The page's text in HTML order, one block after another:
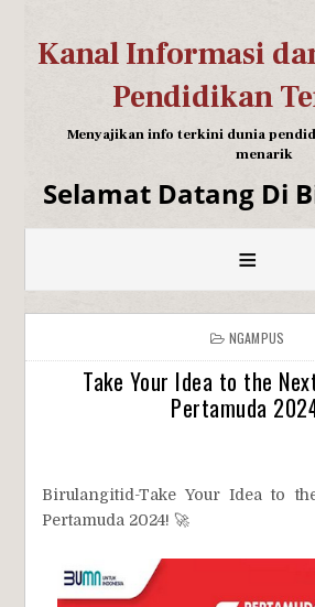
Kanal Informasi
Pendidikan
Menyajikan info terkini dunia
menarik
Selamat Datang Di
≡
NGAMPUS
Take Your Idea to the
Pertamuda
Birulangitid-Take Your Idea to
Pertamuda 2024! 🚀